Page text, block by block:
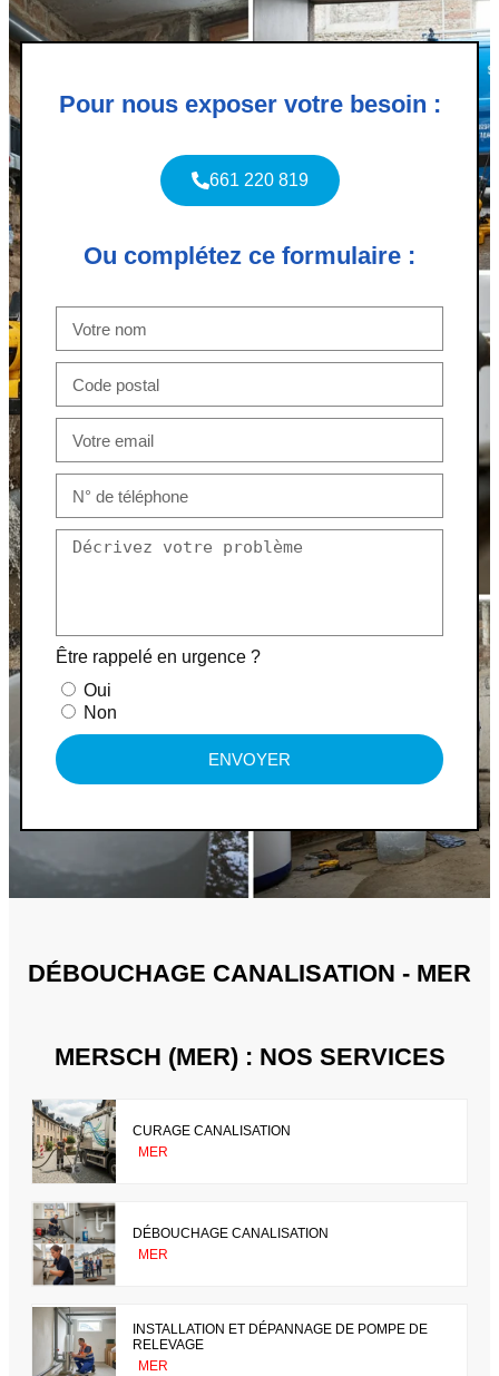
Pour nous exposer votre besoin :
661 220 819
Ou complétez ce formulaire :
Être rappelé en urgence ?
Oui
Non
ENVOYER
DÉBOUCHAGE CANALISATION - MER
MERSCH (MER) : NOS SERVICES
CURAGE CANALISATION
MER
DÉBOUCHAGE CANALISATION
MER
INSTALLATION ET DÉPANNAGE DE POMPE DE
RELEVAGE
MER